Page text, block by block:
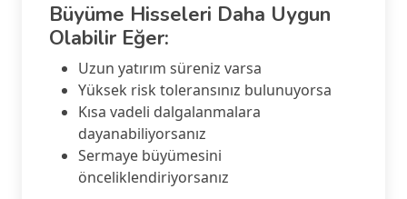
Büyüme Hisseleri Daha Uygun
Olabilir Eğer:
Uzun yatırım süreniz varsa
Yüksek risk toleransınız bulunuyorsa
Kısa vadeli dalgalanmalara
dayanabiliyorsanız
Sermaye büyümesini
önceliklendiriyorsanız